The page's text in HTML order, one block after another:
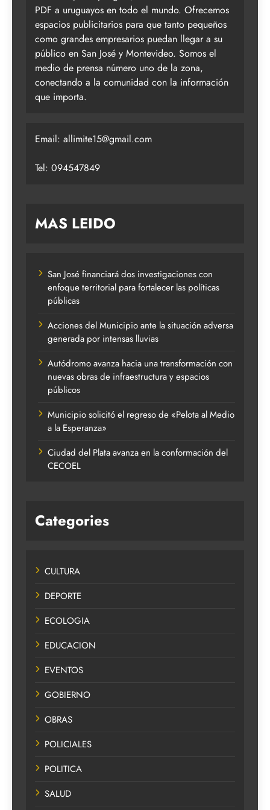
PDF a uruguayos en todo el mundo. Ofrecemos
espacios publicitarios para que tanto pequeños
como grandes empresarios puedan llegar a su
público en San José y Montevideo. Somos el
medio de prensa número uno de la zona,
conectando a la comunidad con la información
que importa.
Email: allimite15@gmail.com
Tel: 094547849
MAS LEIDO
San José financiará dos investigaciones con
enfoque territorial para fortalecer las políticas
públicas
Acciones del Municipio ante la situación adversa
generada por intensas lluvias
Autódromo avanza hacia una transformación con
nuevas obras de infraestructura y espacios
públicos
Municipio solicitó el regreso de «Pelota al Medio
a la Esperanza»
Ciudad del Plata avanza en la conformación del
CECOEL
Categories
CULTURA
DEPORTE
ECOLOGIA
EDUCACION
EVENTOS
GOBIERNO
OBRAS
POLICIALES
POLITICA
SALUD